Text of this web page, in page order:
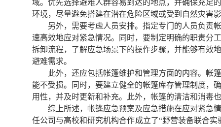
域。优先选择避难人群容易到达的地点，并确保充足
环境，尽量避免搭建在潜在危险区域或受到自然灾害
另外，需要考虑人员安排。指定专门的人员负责
速高效地应对紧急情况。同时，要制定明确的职责分
拆卸流程，了解应急场景下的操作步骤，并能够有效
避难需求。
此外，还应包括帐篷维护和管理方面的内容。帐
能不受损。同时，要建立健全的帐篷库存管理制度，
用性，并及时更新和补充。此外，帐篷的清洁和消毒
综上所述，帐篷应急预案及应急措施在应对紧急
任公司与高校和研究机构合作成立了“野营装备联合